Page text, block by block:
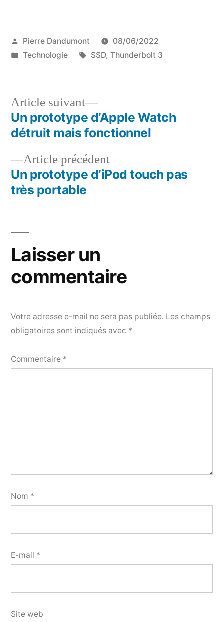
Publié
par
Pierre Dandumont
08/06/2022
Publié
Technologie Étiquettes :
SSD, Thunderbolt 3
Navigation
l’article
Article précédentArticle
précédent :
Un prototype d’iPod touch pas
très portable
Article suivant
Article
suivant :
Un prototype d’Apple Watch
détruit mais fonctionnel
Laisser un
commentaire
Votre adresse e-mail ne sera pas publiée. Les champs
obligatoires sont indiqués avec *
Commentaire *
Nom *
E-mail *
Site web